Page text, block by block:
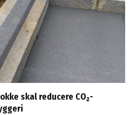
skal reducere CO₂-